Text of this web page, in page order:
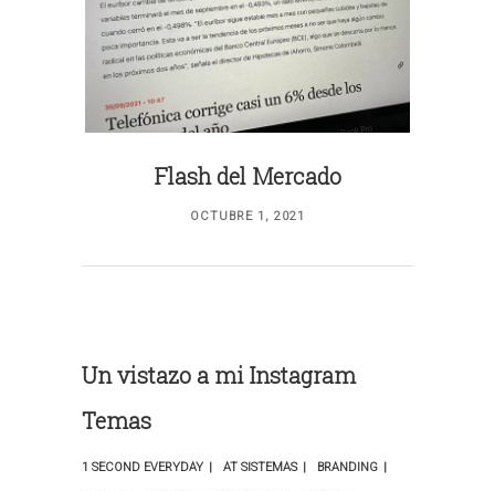
Flash del Mercado
OCTUBRE 1, 2021
Un vistazo a mi Instagram
Temas
1 SECOND EVERYDAY AT SISTEMAS BRANDING